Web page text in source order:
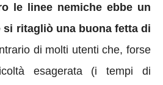
le linee nemiche ebbe un
si ritagliò una buona fetta di
di molti utenti che, forse
esagerata (i tempi di